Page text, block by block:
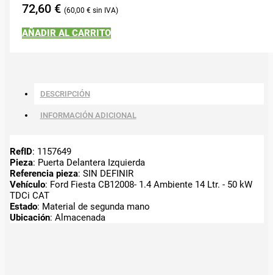
72,60 € 60,00 €
AÑADIR AL CARRITO
DESCRIPCIÓN
INFORMACIÓN ADICIONAL
RefID: 1157649
Pieza: Puerta Delantera Izquierda
Referencia pieza: SIN DEFINIR
Vehículo: Ford Fiesta CB12008- 1.4 Ambiente 14 Ltr. - 50 kW
TDCi CAT
Estado: Material de segunda mano
Ubicación: Almacenada